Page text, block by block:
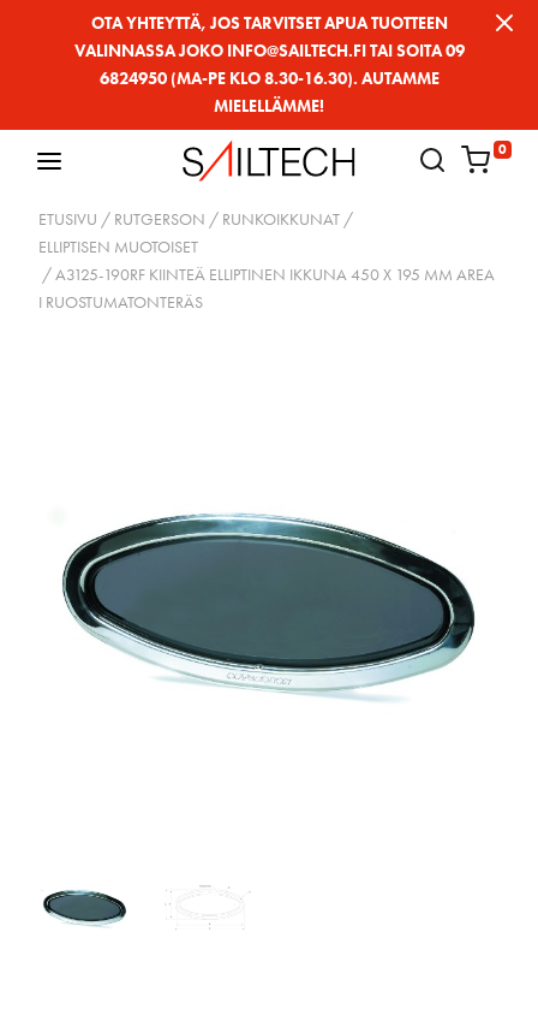
OTA YHTEYTTÄ, JOS TARVITSET APUA TUOTTEEN
VALINNASSA JOKO INFO@SAILTECH.FI TAI SOITA 09
6824950 (MA-PE KLO 8.30-16.30). AUTAMME
MIELELLÄMME!
0
ETUSIVU / RUTGERSON / RUNKOIKKUNAT /
ELLIPTISEN MUOTOISET
/ A3125-190RF KIINTEÄ ELLIPTINEN IKKUNA 450 X 195 MM AREA
I RUOSTUMATONTERÄS